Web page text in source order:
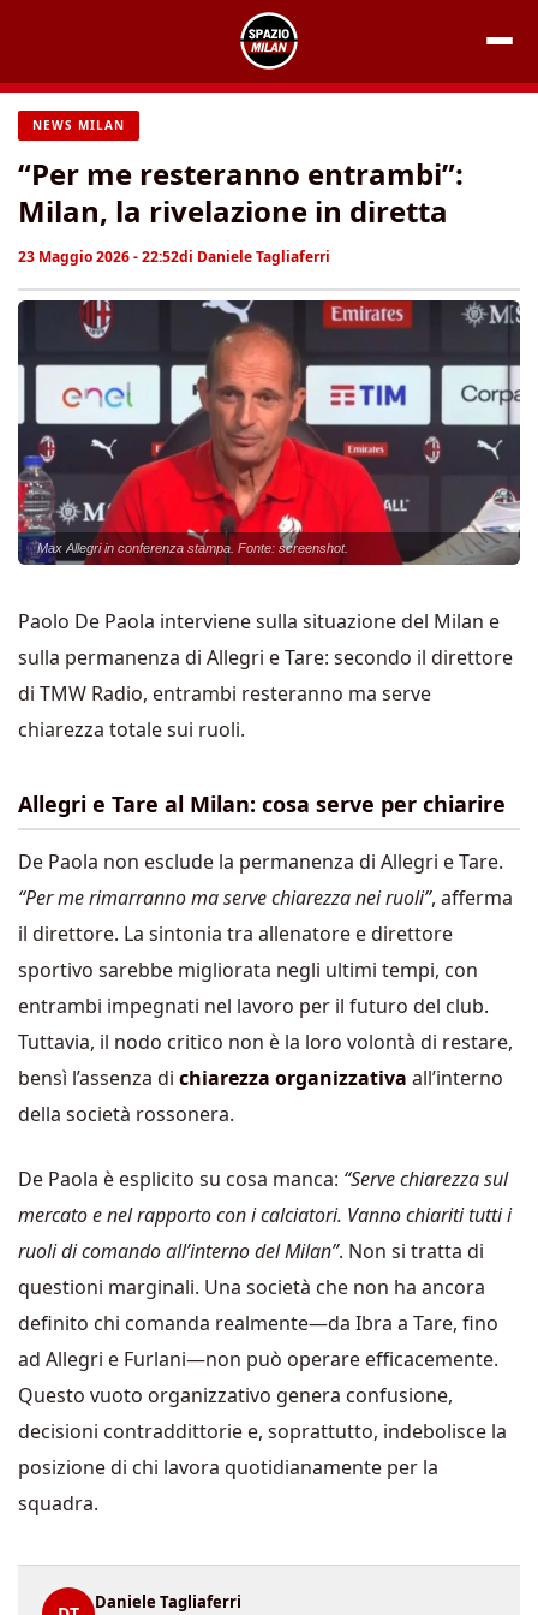
contenuto
NEWS MILAN
“Per me resteranno entrambi”:
Milan, la rivelazione in diretta
23 Maggio 2026 - 22:52di Daniele Tagliaferri
Max Allegri in conferenza stampa. Fonte: screenshot.
Paolo De Paola interviene sulla situazione del Milan e
sulla permanenza di Allegri e Tare: secondo il direttore
di TMW Radio, entrambi resteranno ma serve
chiarezza totale sui ruoli.
Allegri e Tare al Milan: cosa serve per chiarire
De Paola non esclude la permanenza di Allegri e Tare.
“Per me rimarranno ma serve chiarezza nei ruoli”, afferma
il direttore. La sintonia tra allenatore e direttore
sportivo sarebbe migliorata negli ultimi tempi, con
entrambi impegnati nel lavoro per il futuro del club.
Tuttavia, il nodo critico non è la loro volontà di restare,
bensì l’assenza di chiarezza organizzativa all’interno
della società rossonera.
De Paola è esplicito su cosa manca: “Serve chiarezza sul
mercato e nel rapporto con i calciatori. Vanno chiariti tutti i
ruoli di comando all’interno del Milan”. Non si tratta di
questioni marginali. Una società che non ha ancora
definito chi comanda realmente—da Ibra a Tare, fino
ad Allegri e Furlani—non può operare efficacemente.
Questo vuoto organizzativo genera confusione,
decisioni contraddittorie e, soprattutto, indebolisce la
posizione di chi lavora quotidianamente per la
squadra.
Daniele Tagliaferri